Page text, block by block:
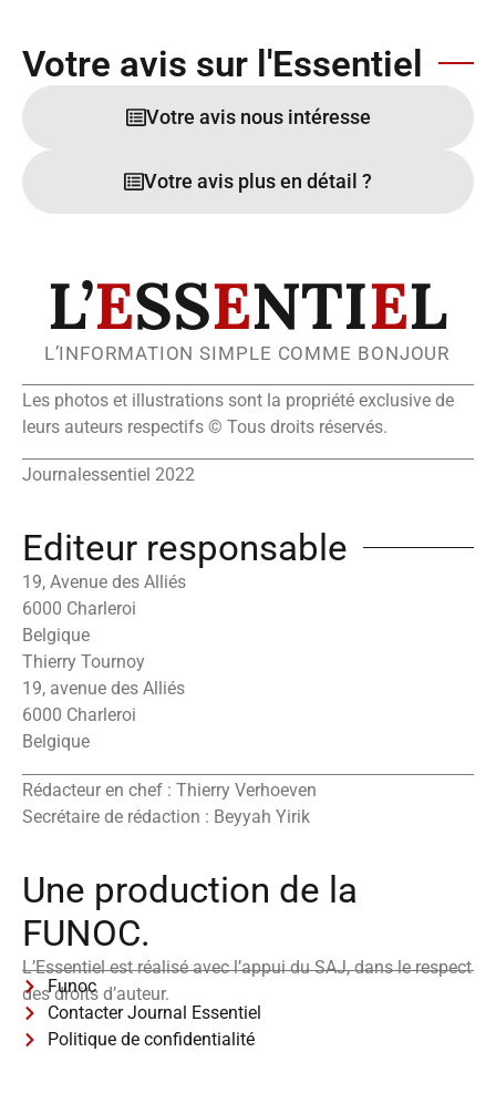
Votre avis sur l'Essentiel
Votre avis nous intéresse
Votre avis plus en détail ?
L’ESSENTIEL
L’INFORMATION SIMPLE COMME BONJOUR
Les photos et illustrations sont la propriété exclusive de
leurs auteurs respectifs © Tous droits réservés.
Journalessentiel 2022
Editeur responsable
19, Avenue des Alliés
6000 Charleroi
Belgique
Thierry Tournoy
19, avenue des Alliés
6000 Charleroi
Belgique
Rédacteur en chef : Thierry Verhoeven
Secrétaire de rédaction : Beyyah Yirik
Une production de la
FUNOC.
L’Essentiel est réalisé avec l’appui du SAJ, dans le respect
des droits d’auteur.
Funoc
Contacter Journal Essentiel
Politique de confidentialité